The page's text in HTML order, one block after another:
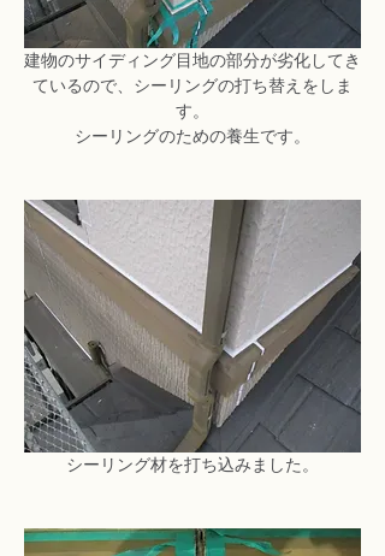
建物のサイディング目地の部分が劣化してき
ているので、シーリングの打ち替えをしま
す。
シーリングのための養生です。
シーリング材を打ち込みました。